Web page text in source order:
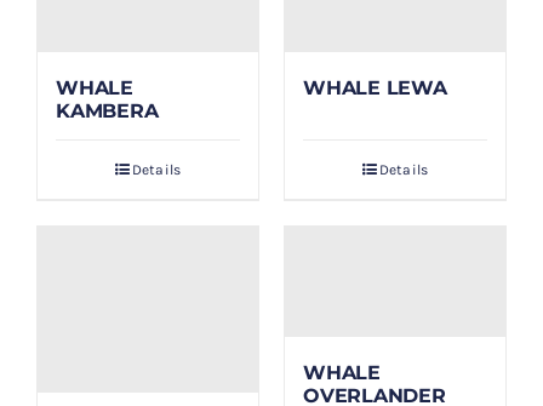
WHALE
KAMBERA
Details
WHALE LEWA
Details
WHALE
OVERLANDER